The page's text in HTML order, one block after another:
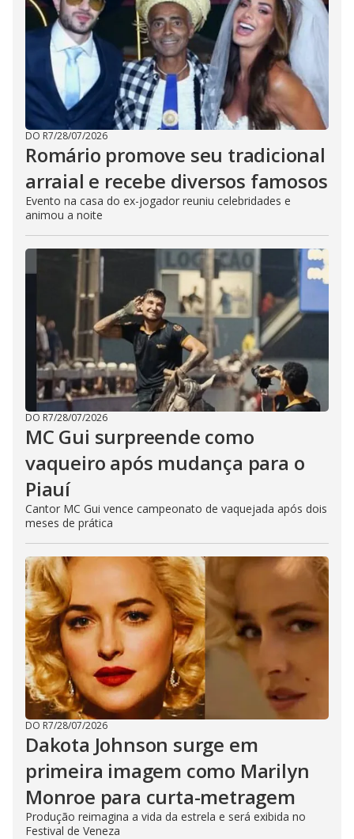
DO R7/28/07/2026
Romário promove seu tradicional
arraial e recebe diversos famosos
Evento na casa do ex-jogador reuniu celebridades e
animou a noite
DO R7/28/07/2026
MC Gui surpreende como
vaqueiro após mudança para o
Piauí
Cantor MC Gui vence campeonato de vaquejada após dois
meses de prática
DO R7/28/07/2026
Dakota Johnson surge em
primeira imagem como Marilyn
Monroe para curta-metragem
Produção reimagina a vida da estrela e será exibida no
Festival de Veneza